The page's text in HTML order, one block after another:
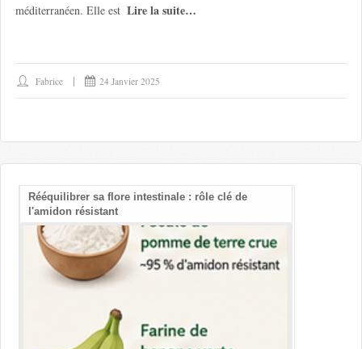
méditerranéen. Elle est Lire la suite…
Fabrice 24 Janvier 2025
Rééquilibrer sa flore intestinale : rôle clé de
l'amidon résistant